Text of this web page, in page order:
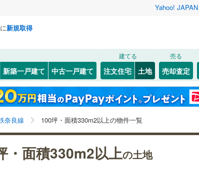
Yahoo! JAPAN
新規取得
新築一戸建て 中古一戸建て
建てる
注文住宅 土地
売る
売却査定
奈良線 100坪・面積330m2以上の物件一覧
・面積330m2以上の土地
岩手 宮城 秋田 山形
神奈川 埼玉 千葉
長野 石川
大和高田市(3)
橿原市(3)
御所市(1)
葛城市 (1
0 生駒郡平群町
本）(10) 奈良線(2)
近鉄奈良線(12)
近鉄京都線
(5) (3) (0) (0) (4)
、日当たり
7） 角地（1）
整形地（2）
入居関連など
第一種低層住居専用地域
検索条件を保存しました
の検索条件の新着物件通知は、 マイページから設定できます。
奈良県、近鉄奈良線、価格未定を含む、建築条件付き土
地を含む、土地330m 以上